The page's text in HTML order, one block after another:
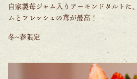
自家製苺ジャム入りアーモンドタルトに
ムとフレッシュの苺が最高！
冬~春限定